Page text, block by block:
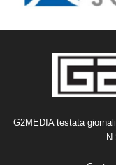
G2MEDIA testata